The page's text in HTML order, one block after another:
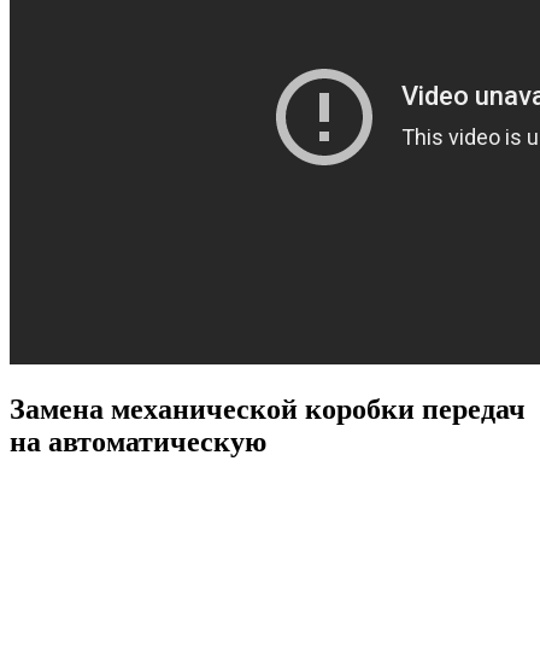
Замена механической коробки передач
на автоматическую